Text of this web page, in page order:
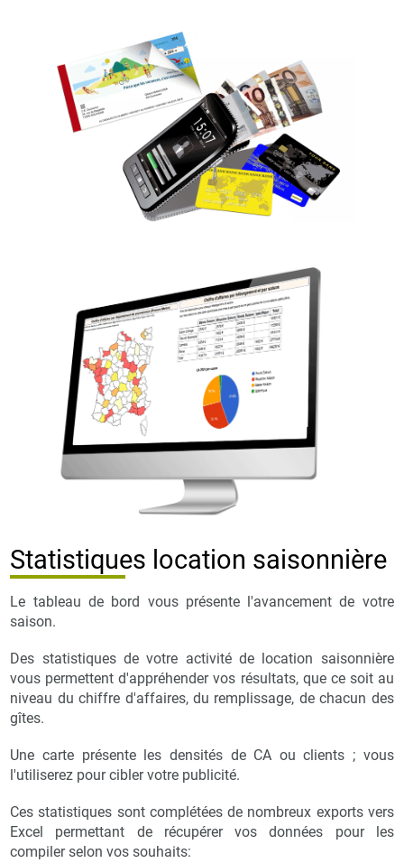
Statistiques location saisonnière
Le tableau de bord vous présente l'avancement de votre
saison.
Des statistiques de votre activité de location saisonnière
vous permettent d'appréhender vos résultats, que ce soit au
niveau du chiffre d'affaires, du remplissage, de chacun des
gîtes.
Une carte présente les densités de CA ou clients ; vous
l'utiliserez pour cibler votre publicité.
Ces statistiques sont complétées de nombreux exports vers
Excel permettant de récupérer vos données pour les
compiler selon vos souhaits: